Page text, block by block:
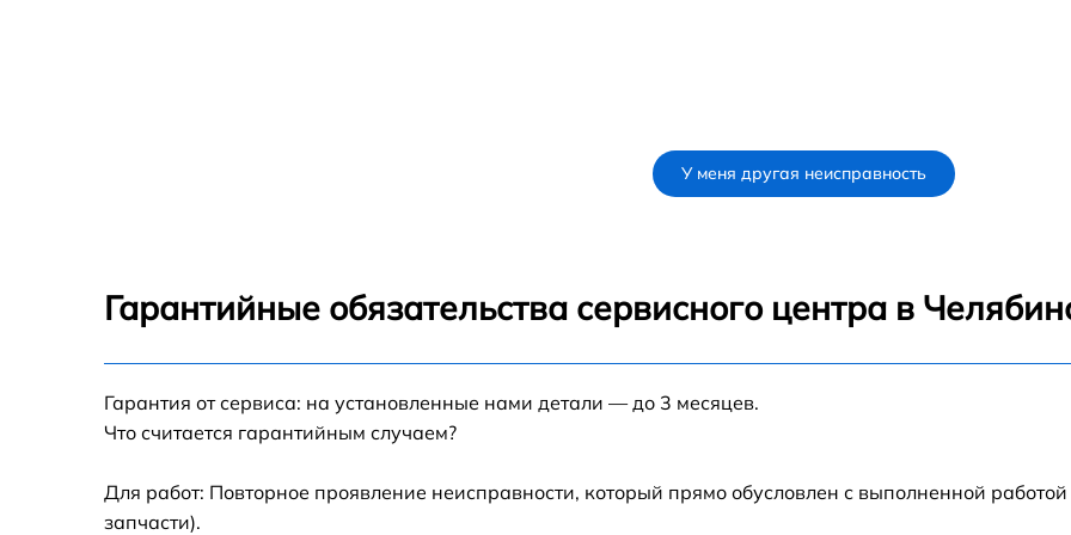
У меня другая неисправность
Гарантийные обязательства сервисного центра в
Гарантия от сервиса: на установленные нами детали — до 3 месяцев.
Что считается гарантийным случаем?
Для работ: Повторное проявление неисправности, который прямо обусловлен с выполненной
запчасти).